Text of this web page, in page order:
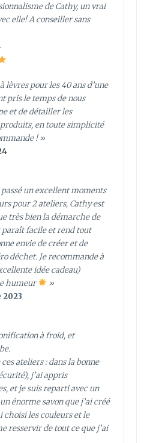
de Cathy, un vrai
elle! A conseiller sans
lèvres pour les 40 ans d’une
pris le temps de nous
et de détailler les
en toute simplicité
! »
un excellent moments
pour 2 ateliers, Cathy est
très bien la démarche de
paraît facile et rend tout
envie de créer et de
déchet. Je recommande à
idée cadeau)
humeur
»
2023
à froid, et
ateliers : dans la bonne
j’ai appris
et je suis reparti avec un
énorme savon que j’ai créé
choisi les couleurs et le
resservir de tout ce que j’ai